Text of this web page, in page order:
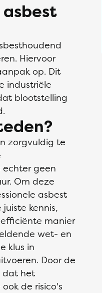
Hiervoor
op. Dit
industriële
blootstelling
zorgvuldig te
echter geen
Om deze
asbest
kennis,
manier
wet- en
klus in
Door de
dat het
de risico's